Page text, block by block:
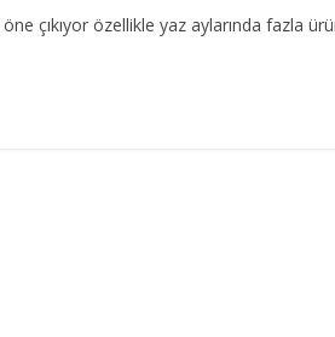
çıkıyor özellikle yaz aylarında fazla